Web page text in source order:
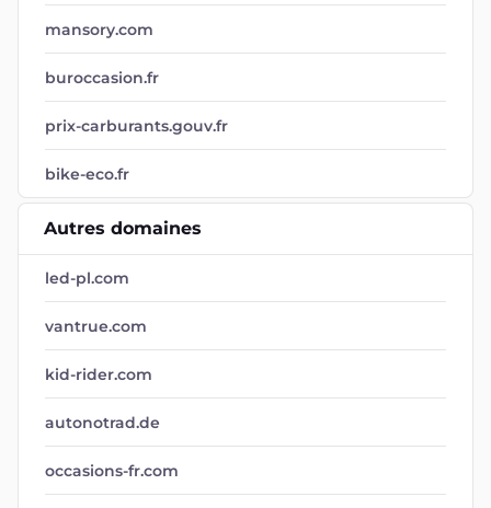
mansory.com
buroccasion.fr
prix-carburants.gouv.fr
bike-eco.fr
Autres domaines
led-pl.com
vantrue.com
kid-rider.com
autonotrad.de
occasions-fr.com